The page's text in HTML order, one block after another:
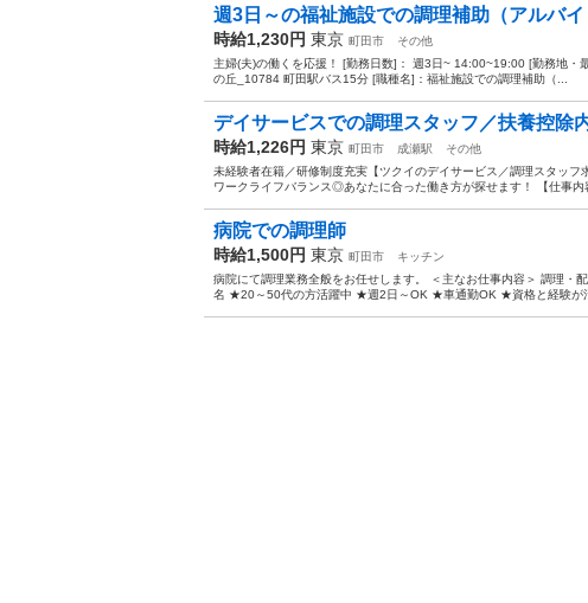
週3日～の福祉施設での調理補助（アルバイ
時給1,230円 東京 町田市
その他
主婦(夫)の働くを応援！ [勤務日数]： 週3日~ 14:00~19:00 [勤務地・
の丘_10784 町田駅バス15分 [職種名]：福祉施設での調理補助（...
デイサービスでの調理スタッフ／扶養控除
時給1,226円 東京 町田市 成瀬駅
その他
未経験者在籍／研修制度充実【ツクイのデイサービス／調理スタッ
ワークライフバランス◎あなたに合った働き方が探せます！ 【仕事内
病院での調理師
時給1,500円 東京 町田市
キッチン
病院にて調理業務全般をお任せします。 ＜主なお仕事内容＞ 調理
名 ★20～50代の方活躍中 ★週2日～OK ★車通勤OK ★資格と経験が